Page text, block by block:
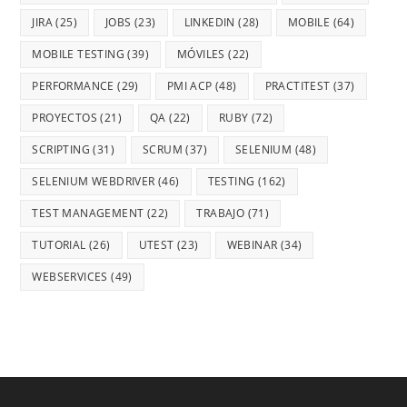
JIRA(25) JOBS (23) LINKEDIN (28) MOBILE (64)
MOBILE TESTING (39) MÓVILES (22)
PERFORMANCE (29) PMI ACP (48) PRACTITEST (37)
PROYECTOS (21) QA (22) RUBY (72)
SCRIPTING (31) SCRUM (37) SELENIUM (48)
SELENIUM WEBDRIVER (46) TESTING (162)
TEST MANAGEMENT (22) TRABAJO (71)
TUTORIAL (26) UTEST (23) WEBINAR (34)
WEBSERVICES (49)